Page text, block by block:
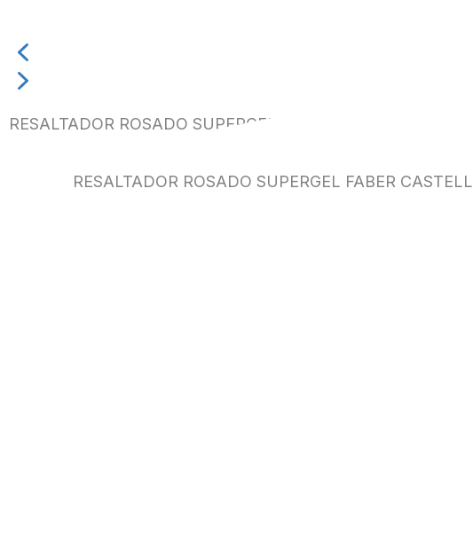
RESALTADOR ROSADO SUPERGEL FABER CASTELL
RESALTADOR ROSADO SUPERGEL FABER CASTELL